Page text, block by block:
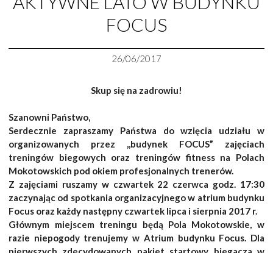
FOCUS
26/06/2017
Skup się na zadrowiu!
Szanowni Państwo,
Serdecznie zapraszamy Państwa do wzięcia udziału w
organizowanych przez ,,budynek FOCUS” zajęciach
treningów biegowych oraz treningów fitness na Polach
Mokotowskich pod okiem profesjonalnych trenerów.
Z zajęciami ruszamy w czwartek 22 czerwca godz. 17:30
zaczynając od spotkania organizacyjnego w atrium budynku
Focus oraz każdy następny czwartek lipca i sierpnia 2017 r.
Głównym miejscem treningu będą Pola Mokotowskie, w
razie niepogody trenujemy w Atrium budynku Focus. Dla